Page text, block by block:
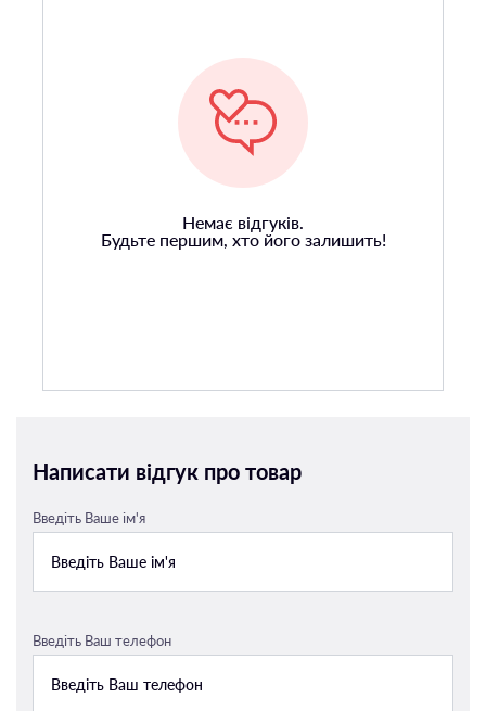
Немає відгуків.
Будьте першим, хто його залишить!
Написати відгук про товар
Введіть Ваше ім'я
Введіть Ваш телефон